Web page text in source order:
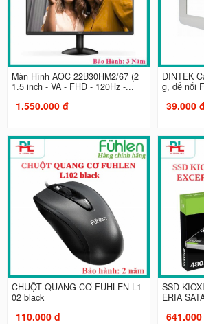
Màn Hình AOC 22B30HM2/67 (2
1.5 inch - VA - FHD - 120Hz -...
1.550.000 đ
DINTEK
g, đế nổi
39.000
CHUỘT QUANG CƠ FUHLEN L1
02 black
110.000 đ
SSD
ERIA